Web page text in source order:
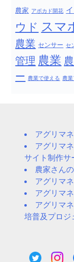
農家 アボカド開花
ウド スマ
農業 センサー セ
管理 農業
ー
農業で使える 農業
アグリマ
アグリマ
サイト制作サ
農家さん
アグリマ
アグリマ
アグリマ
培普及プロジ